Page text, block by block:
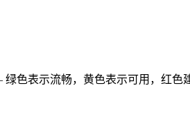
色表示流畅，黄色表示可用，红色